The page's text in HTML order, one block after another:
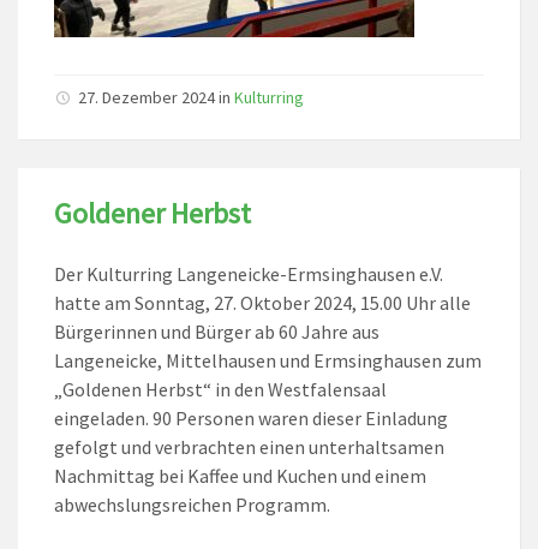
27. Dezember 2024in Kulturring
Goldener Herbst
Der Kulturring Langeneicke-Ermsinghausen e.V.
hatte am Sonntag, 27. Oktober 2024, 15.00 Uhr alle
Bürgerinnen und Bürger ab 60 Jahre aus
Langeneicke, Mittelhausen und Ermsinghausen zum
„Goldenen Herbst“ in den Westfalensaal
eingeladen. 90 Personen waren dieser Einladung
gefolgt und verbrachten einen unterhaltsamen
Nachmittag bei Kaffee und Kuchen und einem
abwechslungsreichen Programm.